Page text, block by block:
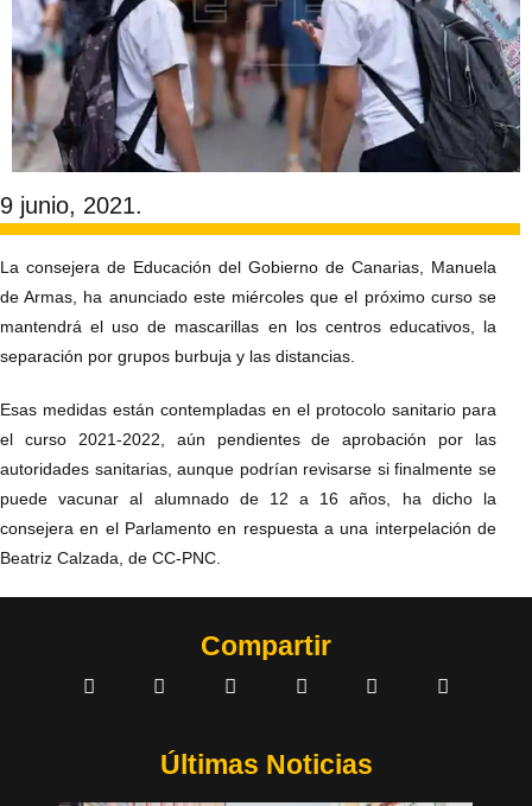
9 junio, 2021.
La consejera de Educación del Gobierno de Canarias, Manuela
de Armas, ha anunciado este miércoles que el próximo curso se
mantendrá el uso de mascarillas en los centros educativos, la
separación por grupos burbuja y las distancias.
Esas medidas están contempladas en el protocolo sanitario para
el curso 2021-2022, aún pendientes de aprobación por las
autoridades sanitarias, aunque podrían revisarse si finalmente se
puede vacunar al alumnado de 12 a 16 años, ha dicho la
consejera en el Parlamento en respuesta a una interpelación de
Beatriz Calzada, de CC-PNC.
Compartir
Últimas Noticias